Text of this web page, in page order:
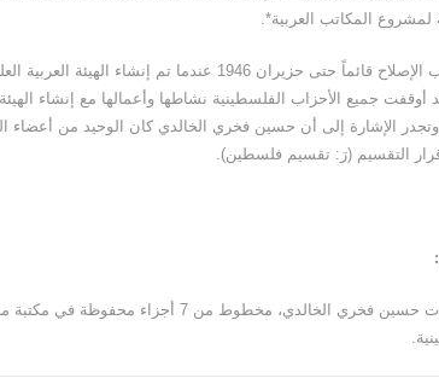
المكاتب العربية*.
ظل حزب الإصلاح قائماً حتى حزيران 1946 عندما تم
أوقفت جميع الأحزاب الفلسطينية نشاطها وأعمالها مع إنشاء
وتجدر الإشارة إلى أن حسين فخري الخالدي كان الوحيد من
التقسيم (رَ: تقسيم فلسطين).
– مذكرات حسين فخري الخالدي، مخطوط من 7